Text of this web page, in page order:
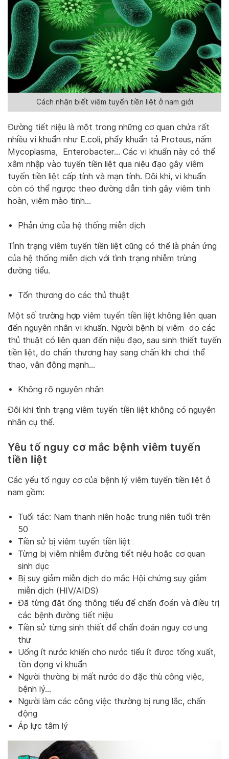
Cách nhận biết viêm tuyến tiền liệt ở nam giới
Đường tiết niệu là một trong những cơ quan chứa rất
nhiều vi khuẩn như E.coli, phẩy khuẩn tả Proteus, nấm
Mycoplasma, Enterobacter… Các vi khuẩn này có thể
xâm nhập vào tuyến tiền liệt qua niệu đạo gây viêm
tuyến tiền liệt cấp tính và mạn tính. Đôi khi, vi khuẩn
còn có thể ngược theo đường dẫn tinh gây viêm tinh
hoàn, viêm mào tinh…
Phản ứng của hệ thống miễn dịch
Tình trạng viêm tuyến tiền liệt cũng có thể là phản ứng
của hệ thống miễn dịch với tình trạng nhiễm trùng
đường tiểu.
Tổn thương do các thủ thuật
Một số trường hợp viêm tuyến tiền liệt không liên quan
đến nguyên nhân vi khuẩn. Người bệnh bị viêm do các
thủ thuật có liên quan đến niệu đạo, sau sinh thiết tuyến
tiền liệt, do chấn thương hay sang chấn khi chơi thể
thao, vận động mạnh…
Không rõ nguyên nhân
Đôi khi tình trạng viêm tuyến tiền liệt không có nguyên
nhân cụ thể.
Yêu tố nguy cơ mắc bệnh viêm tuyến
tiền liệt
Các yếu tố nguy cơ của bệnh lý viêm tuyến tiền liệt ở
nam gồm:
Tuổi tác: Nam thanh niên hoặc trung niên tuổi trên
50
Tiền sử bị viêm tuyến tiền liệt
Từng bị viêm nhiễm đường tiết niệu hoặc cơ quan
sinh dục
Bị suy giảm miễn dịch do mắc Hội chứng suy giảm
miễn dịch (HIV/AIDS)
Đã từng đặt ống thông tiểu để chẩn đoán và điều trị
các bệnh đường tiết niệu
Tiền sử từng sinh thiết để chẩn đoán nguy cơ ung
thư
Uống ít nước khiến cho nước tiểu ít được tống xuất,
tồn đọng vi khuẩn
Người thường bị mất nước do đặc thù công việc,
bệnh lý…
Người làm các công việc thường bị rung lắc, chấn
động
Áp lực tâm lý